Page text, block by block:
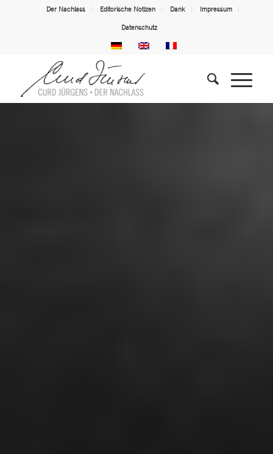
Der Nachlass Editorische Notizen Dank Impressum
Datenschutz